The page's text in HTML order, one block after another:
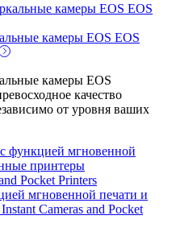
EOS
камеры EOS EOS
камеры EOS
качество
от уровня ваших
Pocket Printers
мгновенной печати и
Instant Cameras and Pocket